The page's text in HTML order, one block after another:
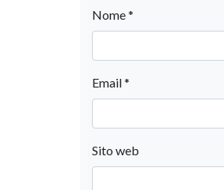
Nome*
Email*
Sito web